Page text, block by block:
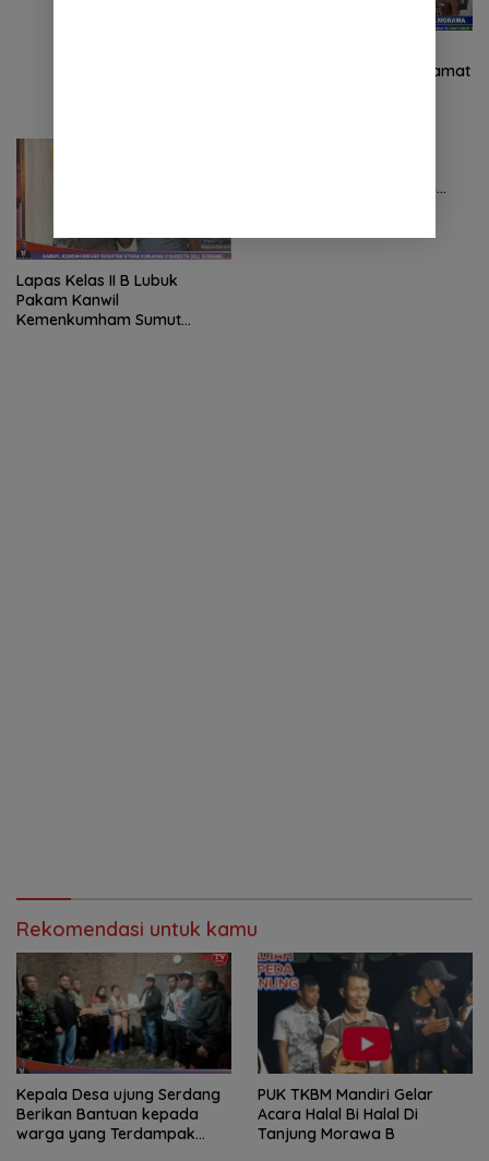
Memperebutkan Piala Camat
Lapas Kelas II B Lubuk
Pakam Kanwil
Kemenkumham Sumut
Rekomendasi untuk kamu
Kepala Desa ujung Serdang
Berikan Bantuan kepada
warga yang Terdampak
PUK TKBM Mandiri Gelar
Acara Halal Bi Halal Di
Tanjung Morawa B